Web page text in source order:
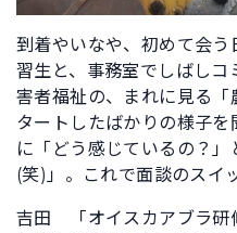
到着やいなや、初めて会
習生と、事務室でしばし
害者福祉の、まれに見る
タートしたばかりの様子
に「どう感じているの？」
(笑)」。これで面談のスイ
吉田 「オイスカアブラ研